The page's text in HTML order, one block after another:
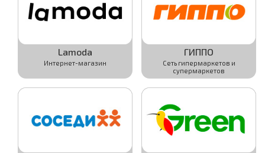
Активировать
Подробнее
Lamoda
Интернет-магазин Активировать
Подробнее
ГИППО
Сеть гипермаркетов и
супермаркетов